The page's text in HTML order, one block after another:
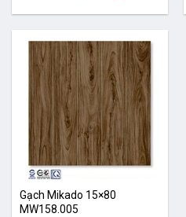
Gạch Mikado 15×80
MW158.005